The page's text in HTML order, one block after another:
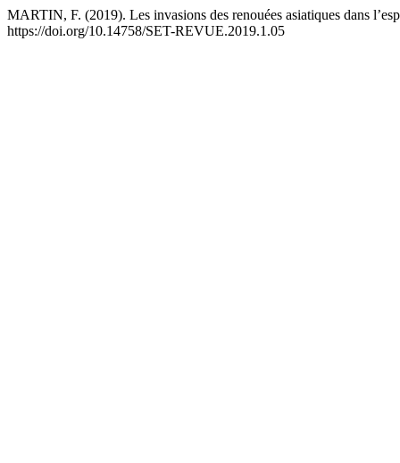
MARTIN, F. (2019). Les invasions des renouées asiatiques dans
https://doi.org/10.14758/SET-REVUE.2019.1.05